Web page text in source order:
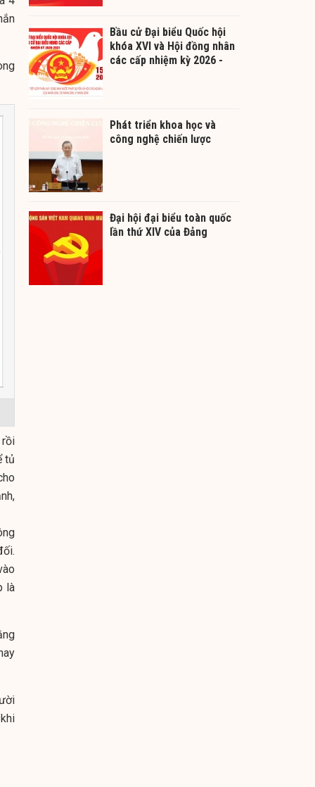
rồi
tủ
là
Bầu cử Đại biểu Quốc hội
khóa XVI và Hội đồng nhân
các cấp nhiệm kỳ 2026 -
Phát triển khoa học và
công nghệ chiến lược
Đại hội đại biểu toàn quốc
lần thứ XIV của Đảng